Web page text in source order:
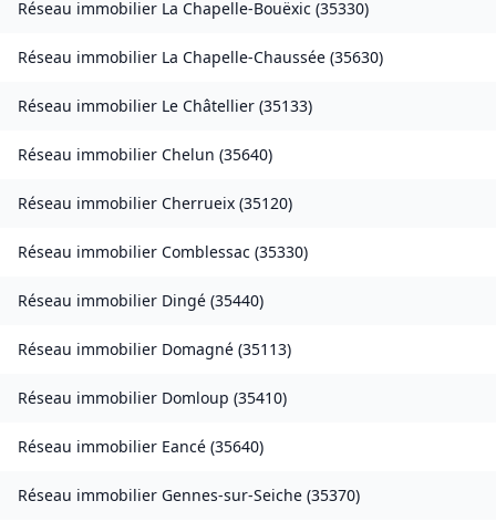
Réseau immobilier La Chapelle-Bouëxic (35330)
Réseau immobilier La Chapelle-Chaussée (35630)
Réseau immobilier Le Châtellier (35133)
Réseau immobilier Chelun (35640)
Réseau immobilier Cherrueix (35120)
Réseau immobilier Comblessac (35330)
Réseau immobilier Dingé (35440)
Réseau immobilier Domagné (35113)
Réseau immobilier Domloup (35410)
Réseau immobilier Eancé (35640)
Réseau immobilier Gennes-sur-Seiche (35370)